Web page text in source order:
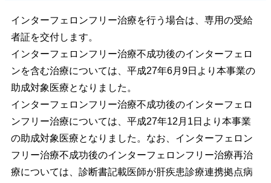
インターフェロンフリー治療を行う場合は、専用の受給
者証を交付します。
インターフェロンフリー治療不成功後のインターフェロ
ンを含む治療については、平成27年6月9日より本事業の
助成対象医療となりました。
インターフェロンフリー治療不成功後のインターフェロ
ンフリー治療については、平成27年12月1日より本事業
の助成対象医療となりました。なお、インターフェロン
フリー治療不成功後のインターフェロンフリー治療再治
療については、診断書記載医師が肝疾患診療連携拠点病